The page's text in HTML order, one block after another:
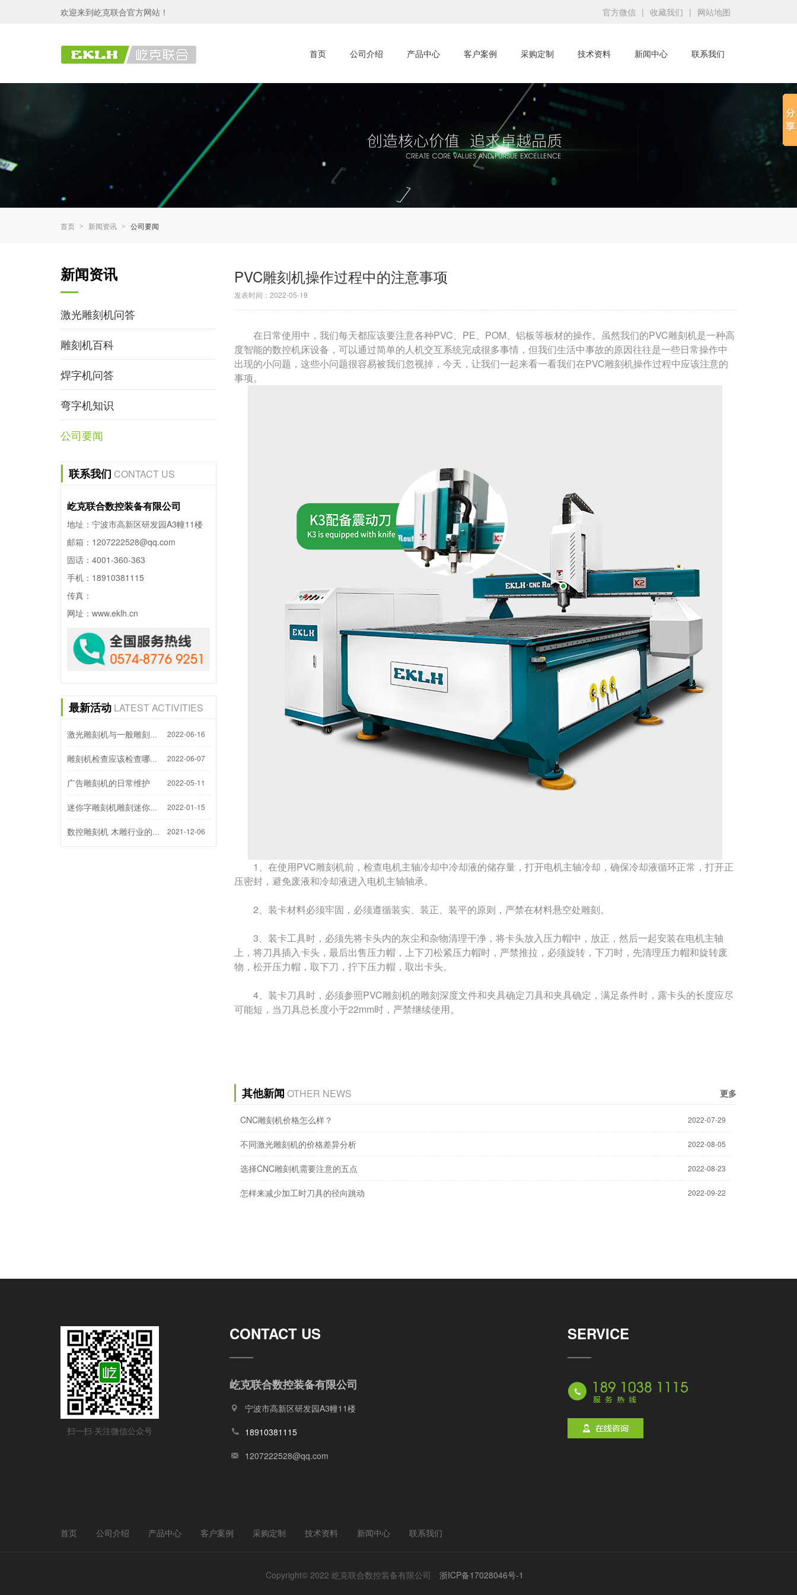
欢迎来到屹克联合官方网站！ 官方微信 | 收藏我们 | 网站地图
首页 公司介绍 产品中心 客户案例 采购定制 技术资料 新闻中心 联系我们
首页 > 新闻资讯 > 公司要闻
新闻资讯
激光雕刻机问答
雕刻机百科
焊字机问答
弯字机知识
公司要闻
联系我们 CONTACT US
屹克联合数控装备有限公司
地址：宁波市高新区研发园A3幢11楼
邮箱：1207222528@qq.com
固话：4001-360-363
手机：18910381115
传真：
网址：www.eklh.cn
最新活动 LATEST ACTIVITIES
2022-06-16
2022-06-07
2022-05-11
广告雕刻机的日常维护
2022-01-15
2021-12-06
PVC雕刻机操作过程中的注意事项
发表时间：2022-05-19
在日常使用中，我们每天都应该要注意各种PVC、PE、POM、铝板等板材的操作。虽然我们的PVC雕刻机是一种高
度智能的数控机床设备，可以通过简单的人机交互系统完成很多事情，但我们生活中事故的原因往往是一些日常操作中
出现的小问题，这些小问题很容易被我们忽视掉，今天，让我们一起来看一看我们在PVC雕刻机操作过程中应该注意的
事项。
1、在使用PVC雕刻机前，检查电机主轴冷却中冷却液的储存量，打开电机主轴冷却，确保冷却液循环正常，打开正
压密封，避免废液和冷却液进入电机主轴轴承。
2、装卡材料必须牢固，必须遵循装实、装正、装平的原则，严禁在材料悬空处雕刻。
3、装卡工具时，必须先将卡头内的灰尘和杂物清理干净，将卡头放入压力帽中，放正，然后一起安装在电机主轴
上，将刀具插入卡头，最后出售压力帽，上下刀松紧压力帽时，严禁推拉，必须旋转，下刀时，先清理压力帽和旋转废
物，松开压力帽，取下刀，拧下压力帽，取出卡头。
4、装卡刀具时，必须参照PVC雕刻机的雕刻深度文件和夹具确定刀具和夹具确定，满足条件时，露卡头的长度应尽
可能短，当刀具总长度小于22mm时，严禁继续使用。
其他新闻 OTHER NEWS 更多
2022-07-29
CNC雕刻机价格怎么样？
2022-08-05
不同激光雕刻机的价格差异分析
2022-08-23
选择CNC雕刻机需要注意的五点
2022-09-22
怎样来减少加工时刀具的径向跳动
扫一扫·关注微信公众号
CONTACT US
屹克联合数控装备有限公司
宁波市高新区研发园A3幢11楼
18910381115
1207222528@qq.com
SERVICE
首页 公司介绍 产品中心 客户案例 采购定制 技术资料 新闻中心 联系我们
Copyright© 2022 屹克联合数控装备有限公司 浙ICP备17028046号-1